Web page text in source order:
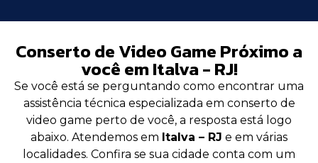
Conserto de Video Game Próximo a
você em Italva - RJ!
Se você está se perguntando como encontrar uma
assistência técnica especializada em conserto de
video game perto de você, a resposta está logo
abaixo. Atendemos em Italva – RJ e em várias
localidades. Confira se sua cidade conta com um